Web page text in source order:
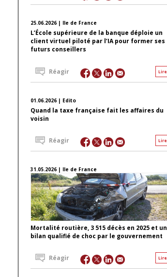
25.06.2026 | Ile de France
L’École supérieure de la banque déploie un
client virtuel piloté par l’IA pour former ses
futurs conseillers
Lire
Réagir
01.06.2026 | Edito
Quand la taxe française fait les affaires du
voisin
Lire
Réagir
31.05.2026 | Ile de France
Mortalité routière, 3 515 décès en 2025 et un
bilan qualifié de choc par le gouvernement
Lire
Réagir